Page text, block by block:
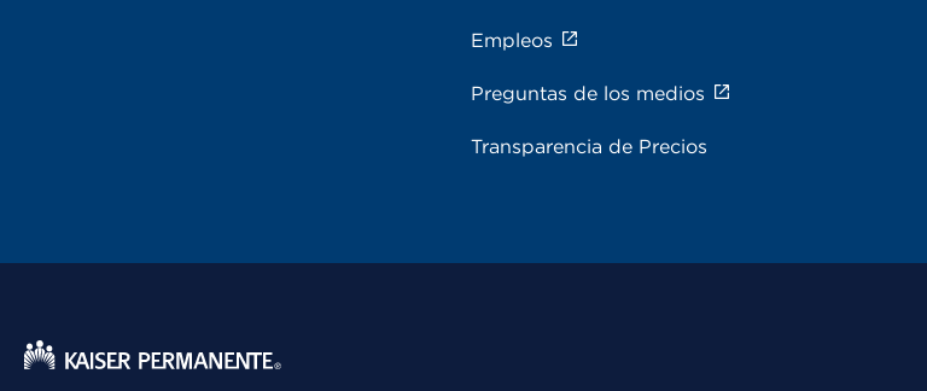
Empleos
Preguntas de los medios
Transparencia de Precios